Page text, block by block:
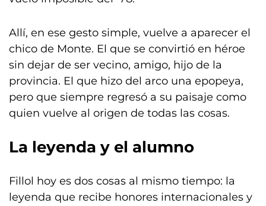
Allí, en ese gesto simple, vuelve a aparecer el
chico de Monte. El que se convirtió en héroe
sin dejar de ser vecino, amigo, hijo de la
provincia. El que hizo del arco una epopeya,
pero que siempre regresó a su paisaje como
quien vuelve al origen de todas las cosas.
La leyenda y el alumno
Fillol hoy es dos cosas al mismo tiempo: la
leyenda que recibe honores internacionales y